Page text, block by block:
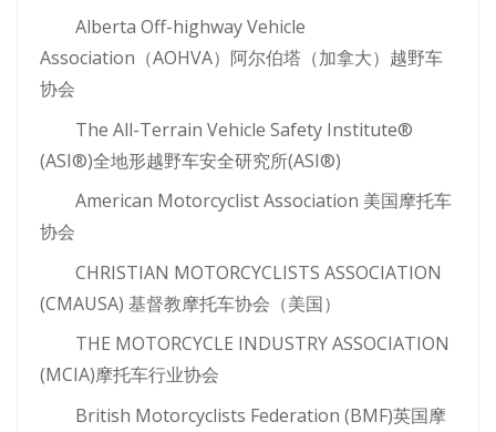
Alberta Off-highway Vehicle
Association（AOHVA）阿尔伯塔（加拿大）越野车
协会
The All-Terrain Vehicle Safety Institute®
(ASI®)全地形越野车安全研究所(ASI®)
American Motorcyclist Association 美国摩托车
协会
CHRISTIAN MOTORCYCLISTS ASSOCIATION
(CMAUSA) 基督教摩托车协会（美国）
THE MOTORCYCLE INDUSTRY ASSOCIATION
(MCIA)摩托车行业协会
British Motorcyclists Federation (BMF)英国摩